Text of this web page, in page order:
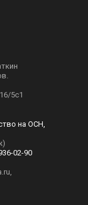
5с1
на ОСН,
02-90